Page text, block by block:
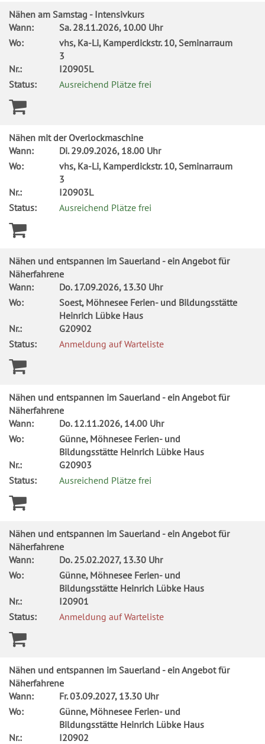
Nähen am Samstag - Intensivkurs
Wann:
Sa.28.11.2026, 10.00 Uhr
Wo:
vhs, Ka-Li, Kamperdickstr. 10, Seminarraum
3
Nr.:
I20905L
Status:
Ausreichend Plätze frei
Nähen mit der Overlockmaschine
Wann:
Di.29.09.2026, 18.00 Uhr
Wo:
vhs, Ka-Li, Kamperdickstr. 10, Seminarraum
3
Nr.:
I20903L
Status:
Ausreichend Plätze frei
Nähen und entspannen im Sauerland - ein Angebot für
Näherfahrene
Wann:
Do.17.09.2026, 13.30 Uhr
Wo:
Soest, Möhnesee Ferien- und Bildungsstätte
Heinrich Lübke Haus
Nr.:
G20902
Status:
Anmeldung auf Warteliste
Nähen und entspannen im Sauerland - ein Angebot für
Näherfahrene
Wann:
Do.12.11.2026, 14.00 Uhr
Wo:
Günne, Möhnesee Ferien- und
Bildungsstätte Heinrich Lübke Haus
Nr.:
G20903
Status:
Ausreichend Plätze frei
Nähen und entspannen im Sauerland - ein Angebot für
Näherfahrene
Wann:
Do.25.02.2027, 13.30 Uhr
Wo:
Günne, Möhnesee Ferien- und
Bildungsstätte Heinrich Lübke Haus
Nr.:
I20901
Status:
Anmeldung auf Warteliste
Nähen und entspannen im Sauerland - ein Angebot für
Näherfahrene
Wann:
Fr.03.09.2027, 13.30 Uhr
Wo:
Günne, Möhnesee Ferien- und
Bildungsstätte Heinrich Lübke Haus
Nr.:
I20902